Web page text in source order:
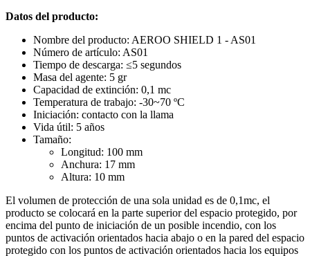
Datos del producto:
Nombre del producto: AEROO SHIELD 1 - AS01
Número de artículo: AS01
Tiempo de descarga: ≤5 segundos
Masa del agente: 5 gr
Capacidad de extinción: 0,1 mc
Temperatura de trabajo: -30~70 ºC
Iniciación: contacto con la llama
Vida útil: 5 años
Tamaño:
Longitud: 100 mm
Anchura: 17 mm
Altura: 10 mm
El volumen de protección de una sola unidad es de 0,1mc, el
producto se colocará en la parte superior del espacio protegido, por
encima del punto de iniciación de un posible incendio, con los
puntos de activación orientados hacia abajo o en la pared del espacio
protegido con los puntos de activación orientados hacia los equipos